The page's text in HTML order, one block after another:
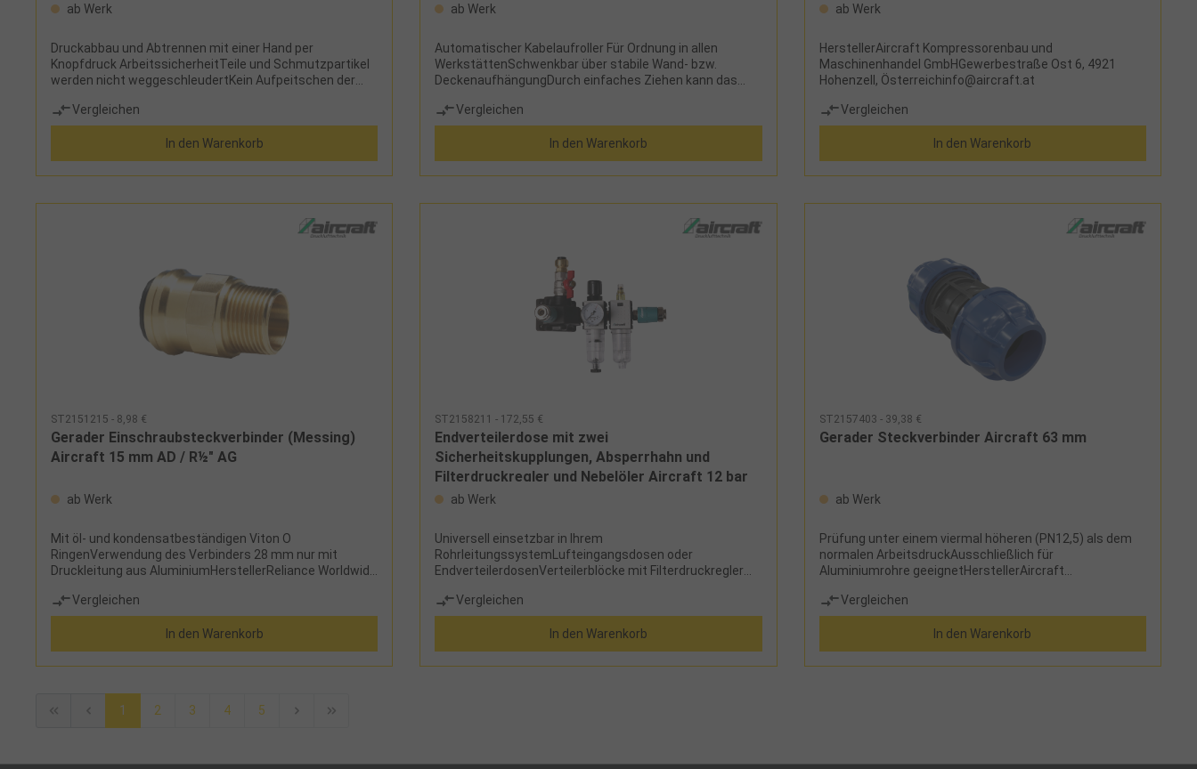
ab Werk
Druckabbau und Abtrennen mit einer Hand per
Knopfdruck ArbeitssicherheitTeile und Schmutzpartikel
werden nicht weggeschleudertKein Aufpeitschen der
Schnelltrenn-KupplungDas System erfüllt die
Forderungen der ISO 4414 und ist BIA-konform. Erhöhter
Sicherheitsstandard am Arbeitsplatz serienmäßig! Sehr
hohe DurchflussleistungAbsolute Dichtheit der
Kupplungen und der GewindeWirtschaftlicher Nutzen und
hochwertige Verarbeitung und reduzierte mechanische
BelastungNiedrige Energiekosten aufgrund der
langanhaltenden Dichtheit der KupplungStecknippel wird
Messingnippel halten somit längerWiderstandsfähig
gegen Abrieb, Stoßbelastungen, Quetschungen,
Vibrationen und KorrosionLeichtes, antistatisches und
kratzfestes MaterialKomfortSicherheitskupplungen -
unvergleichbar einfach zu bedienenMit einem
Knopfdruck wird der Druck abgebaut, mit einem weiteren
HandhabungDurch drehbares Gehäuse ist die Stellung
des Bedienknopfes variabel verstellbarReduzierte Maße
für geringen Platzverbrauch, problemlose
MontageHerstellerAircraft Kompressorenbau und
Hohenzell, Österreichinfo@aircraft.at
Vergleichen
In den Warenkorb
ab Werk
Automatischer Kabelaufroller Für Ordnung in allen
WerkstättenSchwenkbar über stabile Wand- bzw.
DeckenaufhängungDurch einfaches Ziehen kann das
werden.Serienmäßig mit thermischer
ÜberlastsicherungGehäuse aus schlagfestem
KunststoffBlockiervorrichtung abschaltbarMit starken
Rücklauffedern aus SpezialstahlBesonders
gleichmäßiger und vollständiger Rücklauf des
Maschinenhandel GmbHGewerbestraße Ost 6, 4921
Vergleichen
In den Warenkorb
ab Werk
HerstellerAircraft Kompressorenbau und
Maschinenhandel GmbHGewerbestraße Ost 6, 4921
Hohenzell, Österreichinfo@aircraft.at
Vergleichen
In den Warenkorb
ST2151215 - 8,98 €
Gerader Einschraubsteckverbinder (Messing)
Aircraft 15 mm AD / R½" AG
ab Werk
Mit öl- und kondensatbeständigen Viton O
RingenVerwendung des Verbinders 28 mm nur mit
Druckleitung aus AluminiumHerstellerReliance Worldwide
33719 Bielefeld, Deutschlandwww.johnguest.com
Vergleichen
In den Warenkorb
ST2158211 - 172,55 €
Endverteilerdose mit zwei
Sicherheitskupplungen, Absperrhahn und
Filterdruckregler und Nebelöler Aircraft 12 bar
18 mm
ab Werk
Universell einsetzbar in Ihrem
RohrleitungssystemLufteingangsdosen oder
EndverteilerdosenVerteilerblöcke mit Filterdruckregler
PlatzverhältnissenEinfache MontageHerstellerAircraft
Kompressorenbau und Maschinenhandel
GmbHGewerbestraße Ost 6, 4921 Hohenzell,
Österreichinfo@aircraft.at Lieferumfang:
LuftverteilerdoseKugelhahn R 1/2" IG x 1/2" AGGerader
Vergleichen
In den Warenkorb
ST2157403 - 39,38 €
Gerader Steckverbinder Aircraft 63 mm
ab Werk
Prüfung unter einem viermal höheren (PN12,5) als dem
normalen ArbeitsdruckAusschließlich für
Aluminiumrohre geeignetHerstellerAircraft
GmbHGewerbestraße Ost 6, 4921 Hohenzell,
Österreichinfo@aircraft.at
Vergleichen
In den Warenkorb
1 2 3 4 5